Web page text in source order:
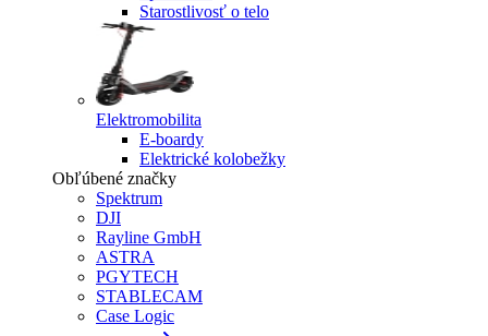
Starostlivosť o telo
Elektromobilita
E-boardy
Elektrické kolobežky
Obľúbené značky
Spektrum
DJI
Rayline GmbH
ASTRA
PGYTECH
STABLECAM
Case Logic